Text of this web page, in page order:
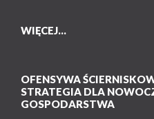
WIĘCEJ...
OFENSYWA
STRATEGIA DLA
GOSPODARSTWA